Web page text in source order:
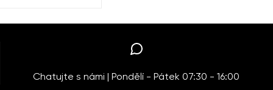
Chatujte s námi | Pondělí - Pátek 07:30 - 16:00